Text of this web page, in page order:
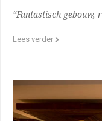
“Fantastisch gebouw,
Lees verder